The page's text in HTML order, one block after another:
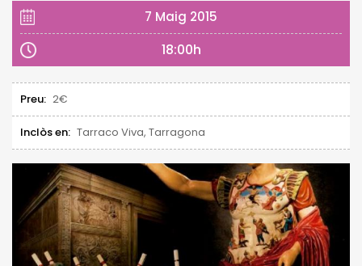
7 Maig 2015
18:00h
Preu: 2€
Inclòs en: Tarraco Viva, Tarragona